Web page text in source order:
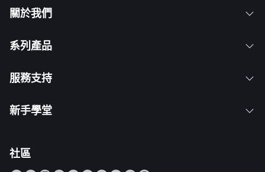
關於我們
系列產品
服務支持
新手學堂
社區